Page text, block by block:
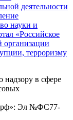
деятельности
науки и
«Российское
организации
терроризму
надзору в сфере
Эл №ФС77-